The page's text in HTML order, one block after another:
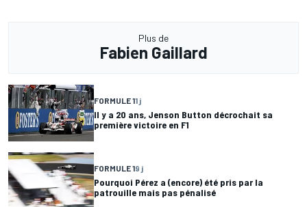
Plus de
Fabien Gaillard
FORMULE 11 j
Il y a 20 ans, Jenson Button décrochait sa
première victoire en F1
FORMULE 19 j
Pourquoi Pérez a (encore) été pris par la
patrouille mais pas pénalisé